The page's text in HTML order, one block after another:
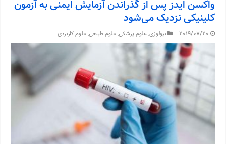
واکسن ایدز پس از گذراندن آزمایش ایمنی به آزمون
کلینیکی نزدیک می‌شود
2019/07/20 بیولوژی,علوم پزشکی,علوم طبیعی,علوم کاربردی